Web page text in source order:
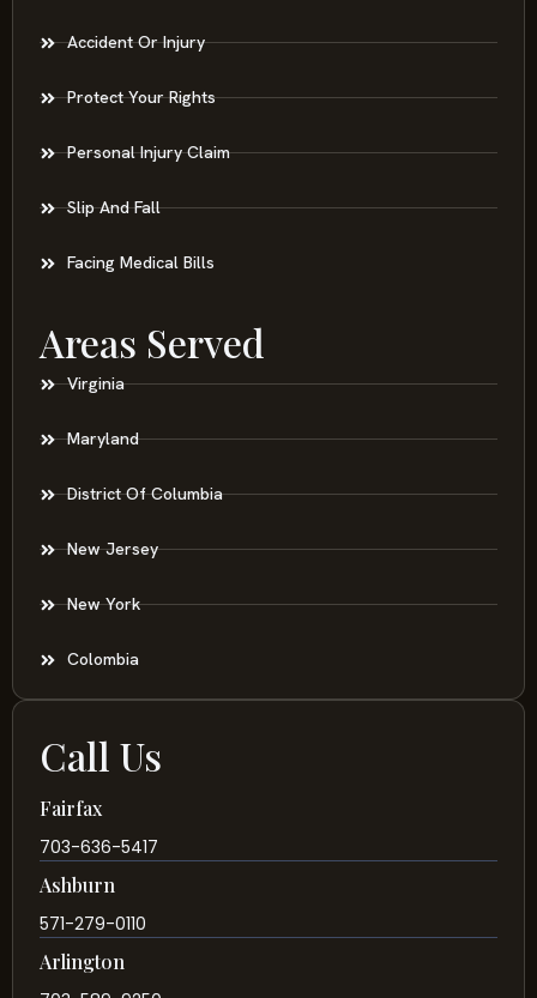
Accident Or Injury
Protect Your Rights
Personal Injury Claim
Slip And Fall
Facing Medical Bills
Areas Served
Virginia
Maryland
District Of Columbia
New Jersey
New York
Colombia
Call Us
Fairfax
703-636-5417
Ashburn
571-279-0110
Arlington